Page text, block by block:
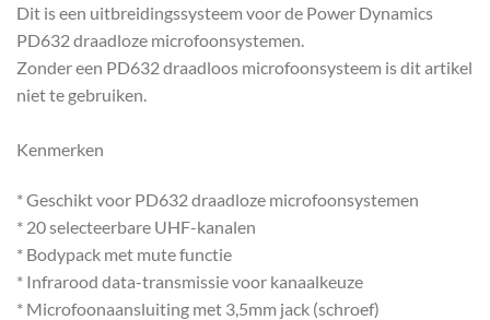
Dit is een uitbreidingssysteem voor de Power Dynamics
PD632 draadloze microfoonsystemen.
Zonder een PD632 draadloos microfoonsysteem is dit artikel
niet te gebruiken.
Kenmerken
* Geschikt voor PD632 draadloze microfoonsystemen
* 20 selecteerbare UHF-kanalen
* Bodypack met mute functie
* Infrarood data-transmissie voor kanaalkeuze
* Microfoonaansluiting met 3,5mm jack (schroef)